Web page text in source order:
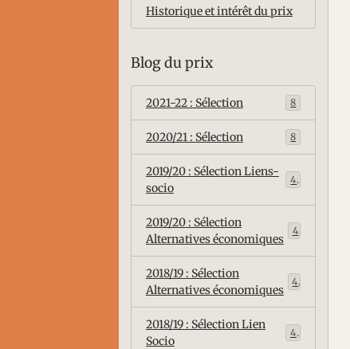
Historique et intérêt du prix
Blog du prix
2021-22 : Sélection 8
2020/21 : Sélection 8
2019/20 : Sélection Liens-
socio
4
2019/20 : Sélection
Alternatives économiques
4
2018/19 : Sélection
Alternatives économiques
4
2018/19 : Sélection Lien
Socio
4